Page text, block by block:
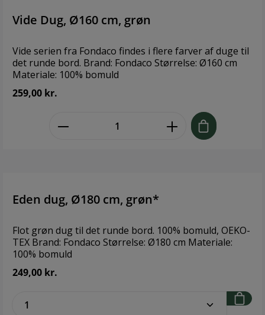
Vide Dug, Ø160 cm, grøn
Vide serien fra Fondaco findes i flere farver af duge til
det runde bord. Brand: Fondaco Størrelse: Ø160 cm
Materiale: 100% bomuld
259,00 kr.
Eden dug, Ø180 cm, grøn*
Flot grøn dug til det runde bord. 100% bomuld, OEKO-
TEX Brand: Fondaco Størrelse: Ø180 cm Materiale:
100% bomuld
249,00 kr.